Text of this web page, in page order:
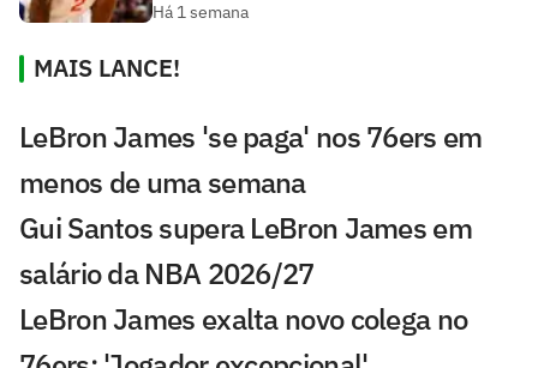
Há 1 semana
MAIS LANCE!
LeBron James 'se paga' nos 76ers em
menos de uma semana
Gui Santos supera LeBron James em
salário da NBA 2026/27
LeBron James exalta novo colega no